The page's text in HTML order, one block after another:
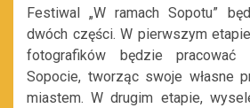
Festiwal „W ramach Sopotu”
dwóch części. W pierwszym
fotografików będzie
Sopocie, tworząc swoje własne
miastem. W drugim etapie,